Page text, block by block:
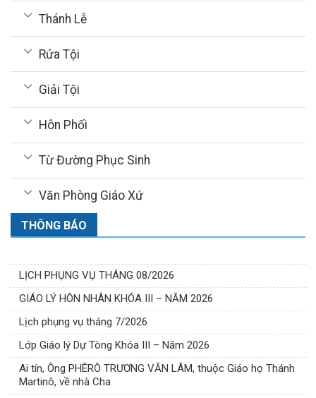
Thánh Lễ
Rửa Tội
Giải Tội
Hôn Phối
Từ Đường Phục Sinh
Văn Phòng Giáo Xứ
THÔNG BÁO
LỊCH PHỤNG VỤ THÁNG 08/2026
GIÁO LÝ HÔN NHÂN KHÓA III – NĂM 2026
Lịch phụng vụ tháng 7/2026
Lớp Giáo lý Dự Tòng Khóa III – Năm 2026
Ai tín, Ông PHÊRÔ TRƯƠNG VĂN LÂM, thuộc Giáo họ Thánh
Martinô, về nhà Cha